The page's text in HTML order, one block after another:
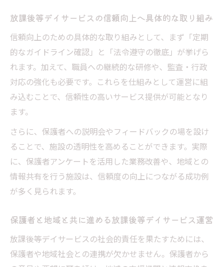
信頼と質
現場の課題に挑む放課後等デイサービスの
工夫
問題点の分析と放課後等デイサービスの改
善策
最新ガイドラインに沿う社会的責任の実践
社会的責任を守るための放課後等デイサー
令和6年の放課後等デイサービス指針を理解
する
最新ガイドライン実践例と放課後等デイサ
放課後等デイサービスの信頼向上へ具体的な取り組み
信頼向上のための具体的な取り組みとして、まず「定期
的なガイドライン確認」と「法令遵守の徹底」が挙げら
れます。加えて、職員への継続的な研修や、監査・行政
対応の強化も必要です。これらを仕組みとして運営に組
み込むことで、信頼性の高いサービス提供が可能となり
ます。
さらに、保護者への説明会やフィードバックの場を設け
ることで、施設の透明性を高めることができます。実際
に、保護者アンケートを活用した業務改善や、地域との
情報共有を行う施設は、信頼度の向上につながる成功例
が多く見られます。
保護者と地域と共に進める放課後等デイサービス運営
放課後等デイサービスの社会的責任を果たすためには、
保護者や地域社会との連携が欠かせません。保護者から